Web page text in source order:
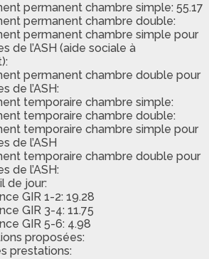
permanent chambre simple: 55.17
permanent chambre double:
permanent chambre simple pour
de l’ASH (aide sociale à
permanent chambre double pour
de l’ASH:
temporaire chambre simple:
temporaire chambre double:
temporaire chambre simple pour
de l’ASH
temporaire chambre double pour
de l’ASH:
de jour:
GIR 1-2: 19.28
GIR 3-4: 11.75
GIR 5-6: 4.98
proposées:
prestations: